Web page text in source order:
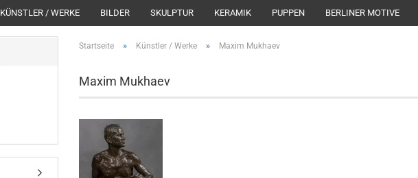
KÜNSTLER / WERKE BILDER SKULPTUR KERAMIK PUPPEN BERLINER MOTIVE
Startseite » Künstler / Werke » Maxim Mukhaev
Maxim Mukhaev